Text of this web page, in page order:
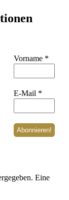
Vorname *
E-Mail *
Eine